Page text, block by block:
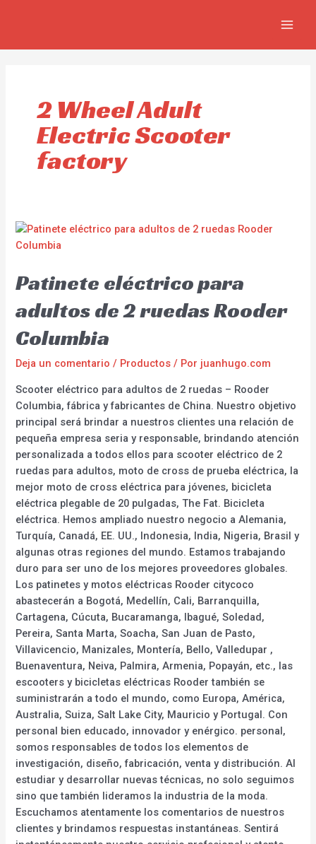
2 Wheel Adult
Electric Scooter
factory
Patinete eléctrico para
adultos de 2 ruedas Rooder
Columbia
Deja un comentario / Productos / Por juanhugo.com
Scooter eléctrico para adultos de 2 ruedas – Rooder
Columbia, fábrica y fabricantes de China. Nuestro objetivo
principal será brindar a nuestros clientes una relación de
pequeña empresa seria y responsable, brindando atención
personalizada a todos ellos para scooter eléctrico de 2
ruedas para adultos, moto de cross de prueba eléctrica, la
mejor moto de cross eléctrica para jóvenes, bicicleta
eléctrica plegable de 20 pulgadas, The Fat. Bicicleta
eléctrica. Hemos ampliado nuestro negocio a Alemania,
Turquía, Canadá, EE. UU., Indonesia, India, Nigeria, Brasil y
algunas otras regiones del mundo. Estamos trabajando
duro para ser uno de los mejores proveedores globales.
Los patinetes y motos eléctricas Rooder citycoco
abastecerán a Bogotá, Medellín, Cali, Barranquilla,
Cartagena, Cúcuta, Bucaramanga, Ibagué, Soledad,
Pereira, Santa Marta, Soacha, San Juan de Pasto,
Villavicencio, Manizales, Montería, Bello, Valledupar ,
Buenaventura, Neiva, Palmira, Armenia, Popayán, etc., las
escooters y bicicletas eléctricas Rooder también se
suministrarán a todo el mundo, como Europa, América,
Australia, Suiza, Salt Lake City, Mauricio y Portugal. Con
personal bien educado, innovador y enérgico. personal,
somos responsables de todos los elementos de
investigación, diseño, fabricación, venta y distribución. Al
estudiar y desarrollar nuevas técnicas, no solo seguimos
sino que también lideramos la industria de la moda.
Escuchamos atentamente los comentarios de nuestros
clientes y brindamos respuestas instantáneas. Sentirá